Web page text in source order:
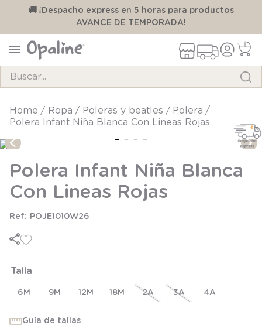
🚚 ¡Despacho express en 5 horas para productos
AVANCE DE TEMPORADA!
ropa poleras y beatles
polera
Polera Infant Niña Blanca Con Lineas Rojas
Polera Infant Niña Blanca
Con Lineas Rojas
POJE1010W26
Talla
6M 9M 12M 18M 2A 3A 4A
Guía de tallas
TÉRMINOS MÁS BUSCADOS
3.
zapatillas
4.
body
5
manta
8.
9.
saco